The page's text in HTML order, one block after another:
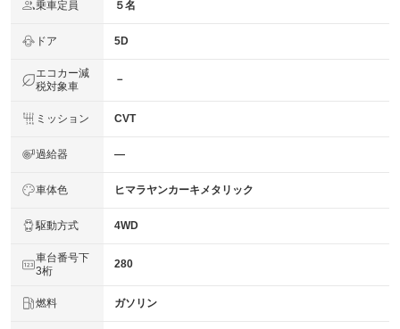
乗車定員 ５名
ドア 5D
エコカー減
税対象車
－
ミッション CVT
過給器 ―
車体色 ヒマラヤンカーキメタリック
駆動方式 4WD
車台番号下
3桁
280
燃料 ガソリン